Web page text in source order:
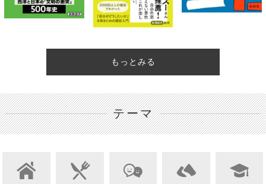
もっとみる
テーマ